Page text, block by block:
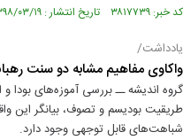
کد خبر: ۳۸۱۷۷۳۹ تاریخ انتشار : ۱۳۹۸/۰۳/۱۹
یادداشت/
واکاوی مفاهیم مشابه دو سنت
گروه اندیشه ــ بررسی آموزه‌های بودا و
طریقیت بودیسم و تصوف، بیانگر این
شباهت‌های قابل توجهی وجود دارد.